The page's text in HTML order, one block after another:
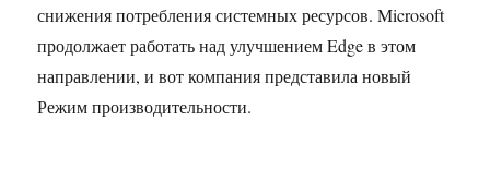
снижения потребления системных ресурсов. Microsoft
продолжает работать над улучшением Edge в этом
направлении, и вот компания представила новый
Режим производительности.